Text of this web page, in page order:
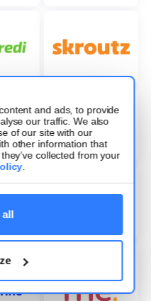
and ads, to provide
our traffic. We also
of our site with our
other information that
collected from your
.
all